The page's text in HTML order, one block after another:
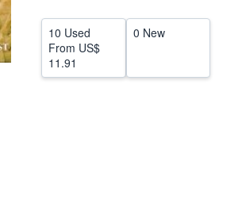
CLOSE
10 Used
From US$
11.91
0 New